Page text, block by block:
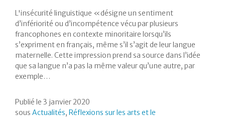
L'insécurité linguistique «désigne un sentiment
d’infériorité ou d’incompétence vécu par plusieurs
francophones en contexte minoritaire lorsqu’ils
s’expriment en français, même s’il s’agit de leur langue
maternelle. Cette impression prend sa source dans l’idée
que sa langue n’a pas la même valeur qu’une autre, par
exemple…
Publié le 3 janvier 2020
sous Actualités, Réflexions sur les arts et le